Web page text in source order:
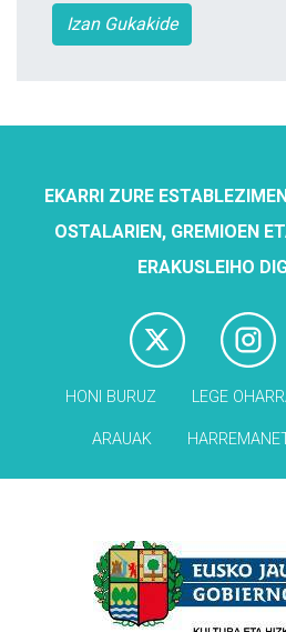
Izan Gukakide
EKARRI ZURE
OSTALARIEN, GREMIOEN
ERAKUSLEIHO
HONI BURUZ LEGE
ARAUAK